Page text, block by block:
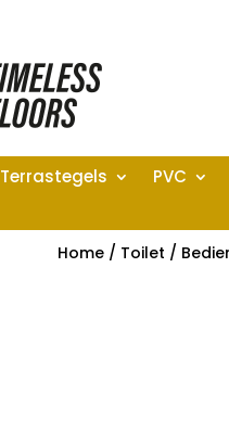
Terrastegels PVC
Home/ Toilet /